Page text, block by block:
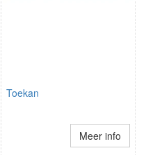
Toekan
Meer info